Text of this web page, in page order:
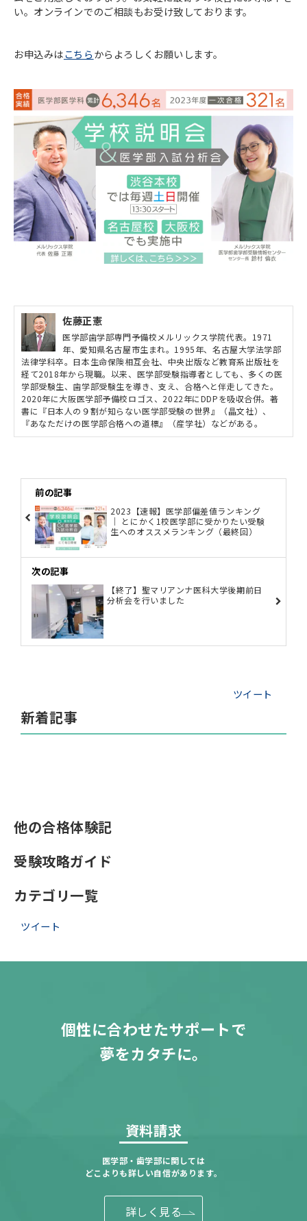
い。オンラインでのご相談もお受け致しております。
お申込みはこちらからよろしくお願いします。
佐藤正憲
医学部歯学部専門予備校メルリックス学院代表。1971
年、愛知県名古屋市生まれ。1995年、名古屋大学法学部
法律学科卒。日本生命保険相互会社、中央出版など教育系出版社を
経て2018年から現職。以来、医学部受験指導者としても、多くの医
学部受験生、歯学部受験生を導き、支え、合格へと伴走してきた。
2020年に大阪医学部予備校ロゴス、2022年にDDPを吸収合併。著
書に『日本人の９割が知らない医学部受験の世界』（晶文社）、
『あなただけの医学部合格への道標』（産学社）などがある。
前の記事
2023【速報】医学部偏差値ランキング
｜ とにかく1校医学部に受かりたい受験
生へのオススメランキング（最終回）
次の記事
【終了】聖マリアンナ医科大学後期前日
分析会を行いました
ツイート
新着記事
他の合格体験記
受験攻略ガイド
カテゴリ一覧
ツイート
個性に合わせたサポートで
夢をカタチに。
資料請求
医学部・歯学部に関しては
どこよりも詳しい自信があります。
詳しく見る